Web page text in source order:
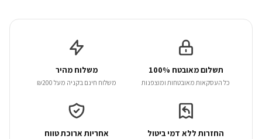
תשלום מאובטח 100%
כל העסקאות מאובטחות ומוצפנות
משלוח מהיר
משלוח חינם בקניה מעל ₪200
החזרות ללא דמי ביטול אחריות ארוכת טווח